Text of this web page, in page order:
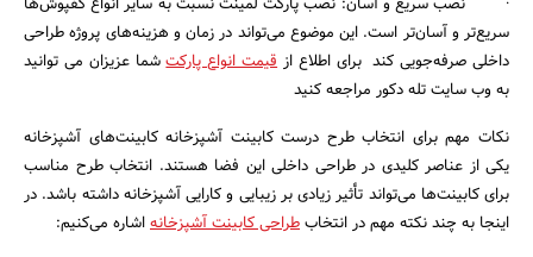
· نصب سریع و آسان: نصب پارکت لمینت نسبت به سایر انواع کفپوش‌ها
سریع‌تر و آسان‌تر است. این موضوع می‌تواند در زمان و هزینه‌های پروژه طراحی
داخلی صرفه‌جویی کند برای اطلاع از قیمت انواع پارکتشما عزیزان می توانید
به وب سایت تله دکور مراجعه کنید
نکات مهم برای انتخاب طرح درست کابینت آشپزخانه کابینت‌های آشپزخانه
یکی از عناصر کلیدی در طراحی داخلی این فضا هستند. انتخاب طرح مناسب
برای کابینت‌ها می‌تواند تأثیر زیادی بر زیبایی و کارایی آشپزخانه داشته باشد. در
اینجا به چند نکته مهم در انتخابطراحی کابینت آشپزخانهاشاره می‌کنیم: